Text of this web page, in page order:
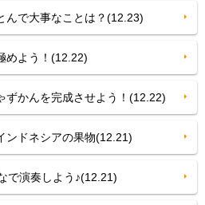
で大事なことは？(12.23)
よう！(12.22)
かんを完成させよう！(12.22)
ドネシアの果物(12.21)
演奏しよう♪(12.21)